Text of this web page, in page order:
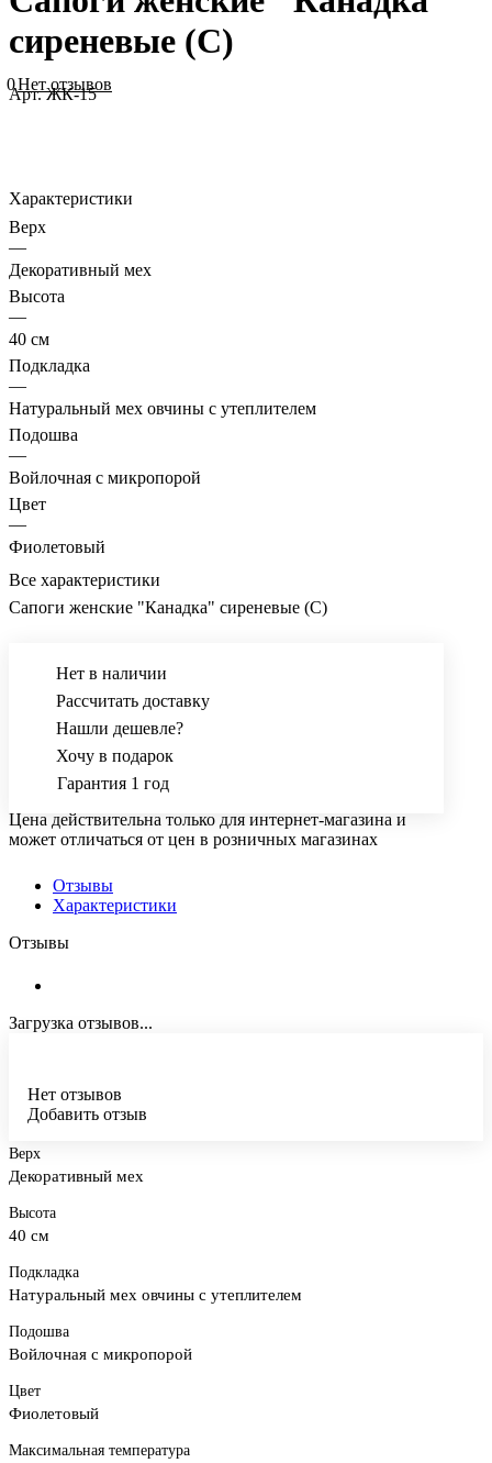
сиреневые (С)
0Нет отзывов
Арт.ЖК-15
Характеристики
Верх
—
Декоративный мех
Высота
—
40 см
Подкладка
—
Натуральный мех овчины с утеплителем
Подошва
—
Войлочная с микропорой
Цвет
—
Фиолетовый
Все характеристики
Сапоги женские "Канадка" сиреневые (С)
Нет в наличии
Рассчитать доставку
Нашли дешевле?
Хочу в подарок
Гарантия 1 год
Цена действительна только для интернет-магазина и
может отличаться от цен в розничных магазинах
Отзывы
Характеристики
Отзывы
Загрузка отзывов...
Нет отзывов
Добавить отзыв
Верх
Декоративный мех
Высота
40 см
Подкладка
Натуральный мех овчины с утеплителем
Подошва
Войлочная с микропорой
Цвет
Фиолетовый
Максимальная температура